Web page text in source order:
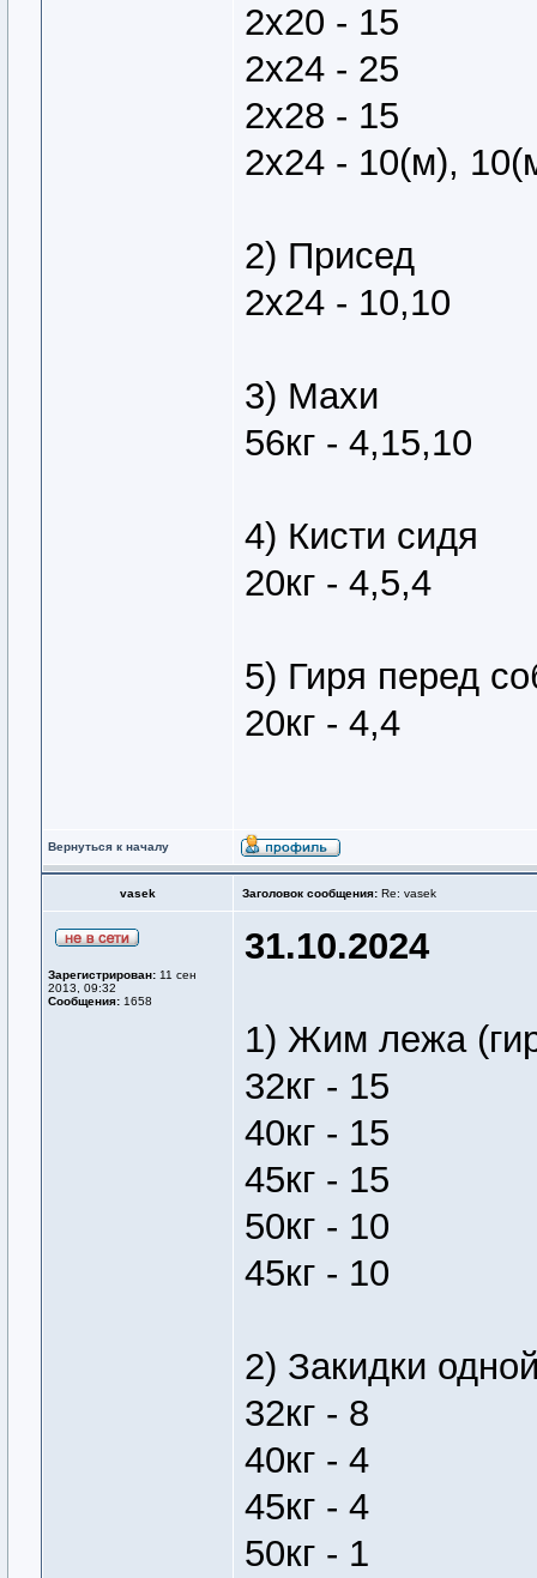
2х20 - 15
2х24 - 25
2х28 - 15
2х24 - 10(м),
2) Присед
2х24 - 10,10
3) Махи
56кг - 4,15,10
4) Кисти сидя
20кг - 4,5,4
5) Гиря перед
20кг - 4,4
Вернуться к началу
vasek Заголовок сообщения: Re: vasek
Зарегистрирован: 11 сен
2013, 09:32
Сообщения: 1658
31.10.2024
1) Жим лежа
32кг - 15
40кг - 15
45кг - 15
50кг - 10
45кг - 10
2) Закидки
32кг - 8
40кг - 4
45кг - 4
50кг - 1